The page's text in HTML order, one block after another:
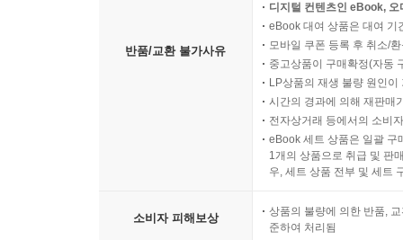
반품/교환 불가사유
디지털 컨텐츠인 eBook,
eBook 대여 상품은 대여 기
모바일 쿠폰 등록 후 취소/
중고상품이 구매확정(자동
LP상품의 재생 불량 원인
시간의 경과에 의해 재판매
전자상거래 등에서의 소비
eBook 세트 상품은 일괄 구
1개의 상품으로 취급 및 판
우, 세트 상품 전부 및 세트
소비자 피해보상
상품의 불량에 의한 반품,
준하여 처리됨